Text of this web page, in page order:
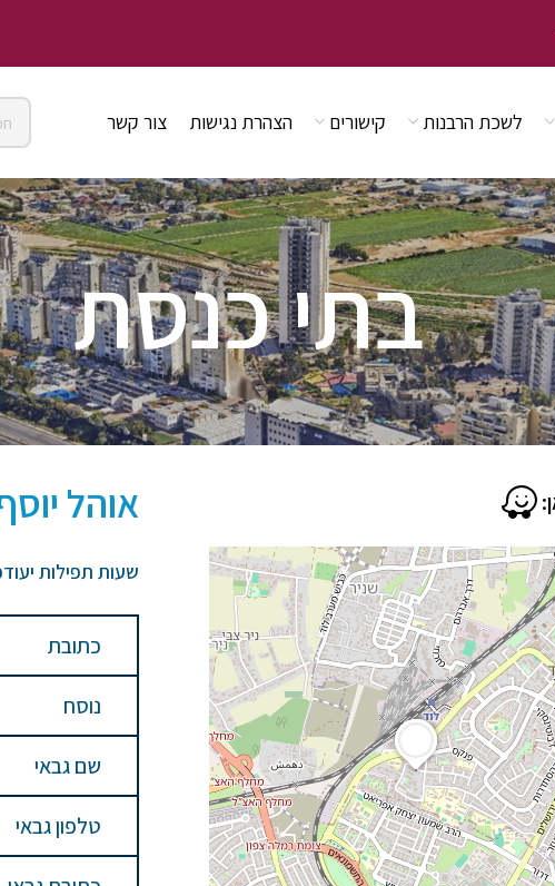
לשכת הרבנות קישורים הצהרת נגישות צור קשר
בתי כנסת
אוהל
שעות תפילות
כתובת
נוסח
שם גבאי
טלפון גבאי